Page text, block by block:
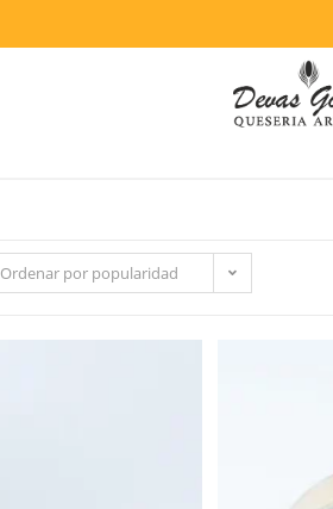
Ordenar por popularidad